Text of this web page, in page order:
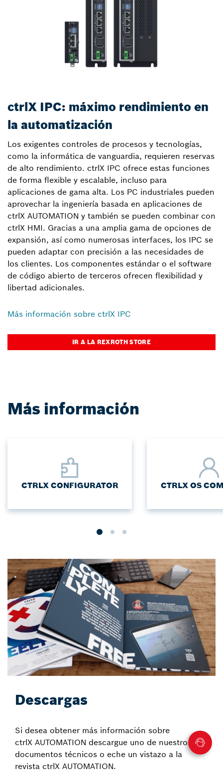
ctrlX IPC: máximo rendimiento en
la automatización
Los exigentes controles de procesos y tecnologías,
como la informática de vanguardia, requieren reservas
de alto rendimiento. ctrlX IPC ofrece estas funciones
de forma flexible y escalable, incluso para
aplicaciones de gama alta. Los PC industriales pueden
aprovechar la ingeniería basada en aplicaciones de
ctrlX AUTOMATION y también se pueden combinar con
ctrlX HMI. Gracias a una amplia gama de opciones de
expansión, así como numerosas interfaces, los IPC se
pueden adaptar con precisión a las necesidades de
los clientes. Los componentes estándar o el software
de código abierto de terceros ofrecen flexibilidad y
libertad adicionales.
Más información sobre ctrlX IPC
IR A LA REXROTH STORE
Más información
CTRLX CONFIGURATOR CTRLX OS
Descargas
Si desea obtener más información sobre
ctrlX AUTOMATION descargue uno de nuestros
documentos técnicos o eche un vistazo a la
revista ctrlX AUTOMATION.